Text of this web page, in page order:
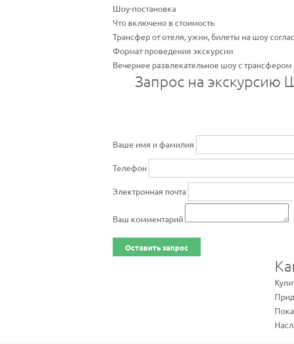
Шоу-постановка
Что включено в стоимость
Трансфер от отеля, ужин, билеты на шоу
Формат проведения экскурсии
Вечернее развлекательное шоу с
Запрос на экскурсию
Ваше имя и фамилия
Телефон
Электронная почта
Ваш комментарий
Оставить запрос